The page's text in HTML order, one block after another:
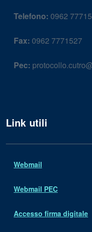
Telefono: 0962
Fax: 0962 7771527
Pec:
Link utili
Webmail
Webmail PEC
Accesso firma digitale